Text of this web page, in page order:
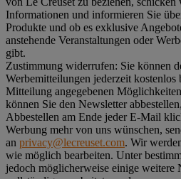
Informationen und informieren Sie
Produkte und ob es exklusive
anstehende Veranstaltungen oder
gibt.
Zustimmung widerrufen: Sie können
Werbemitteilungen jederzeit kostenlos
Mitteilung angegebenen
können Sie den Newsletter
Abbestellen am Ende jeder E-Mail
Werbung mehr von uns wünschen,
an privacy@lecreuset.com. Wir
wie möglich bearbeiten. Unter
jedoch möglicherweise einige weitere